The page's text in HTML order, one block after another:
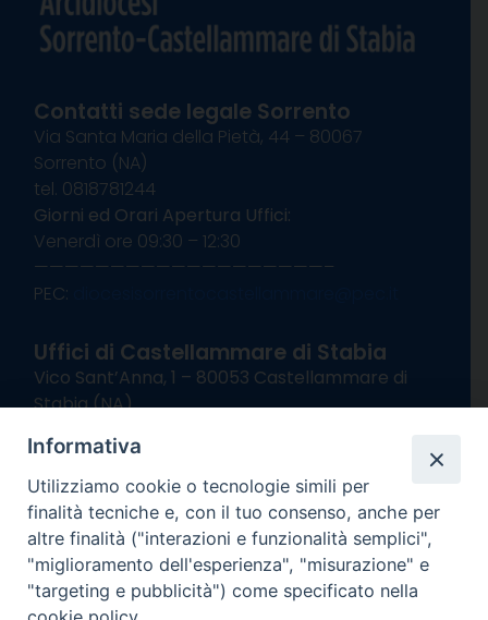
Contatti sede legale Sorrento
Via Santa Maria della Pietà, 44 – 80067
Sorrento (NA)
tel. 0818781244
Giorni ed Orari Apertura Uffici:
Venerdì ore 09:30 – 12:30
———————————————————–
PEC:
Uffici di Castellammare di Stabia
Vico Sant’Anna, 1 – 80053 Castellammare di
Stabia (NA)
Giorni ed Orari Apertura Uffici:
Lunedì e Mercoledì ore 09:00 – 13:00
Uffici Matrimoni:
Lunedì e Mercoledì ore 09:30 – 12:30
seguici su
Informativa
Utilizziamo cookie o tecnologie simili per
finalità tecniche e, con il tuo consenso, anche per
altre finalità ("interazioni e funzionalità semplici",
"miglioramento dell'esperienza", "misurazione" e
"targeting e pubblicità") come specificato nella